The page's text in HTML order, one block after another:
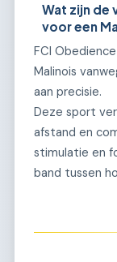
Wat zijn de
voor een
FCI
Malinois
aan precisie.
Deze sport
afstand en
stimulatie en
band tussen